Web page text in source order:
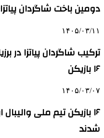
دومین باخت شاگردان
۱۴۰۵/۰۳/۱۱
ترکیب شاگردان پیاتزا در
۱۶ بازیکن
۱۴۰۵/۰۳/۰۷
۱۶ بازیکن تیم ملی
شدند